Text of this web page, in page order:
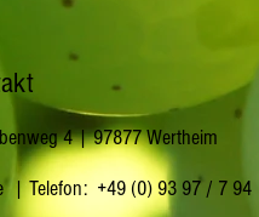
4 | 97877 Wertheim
| Telefon: +49 (0) 93 97 / 7 94